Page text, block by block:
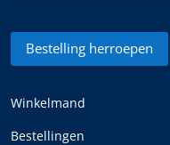
Bestelling herroepen
Winkelmand
Bestellingen